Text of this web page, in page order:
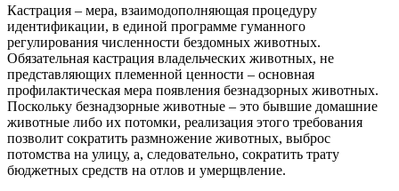
Кастрация – мера, взаимодополняющая процедуру
идентификации, в единой программе гуманного
регулирования численности бездомных животных.
Обязательная кастрация владельческих животных, не
представляющих племенной ценности – основная
профилактическая мера появления безнадзорных животных.
Поскольку безнадзорные животные – это бывшие домашние
животные либо их потомки, реализация этого требования
позволит сократить размножение животных, выброс
потомства на улицу, а, следовательно, сократить трату
бюджетных средств на отлов и умерщвление.